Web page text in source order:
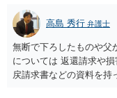
高島 秀行 弁護士
無断で下ろしたものや父
については 返還請求や
戻請求書などの資料を持